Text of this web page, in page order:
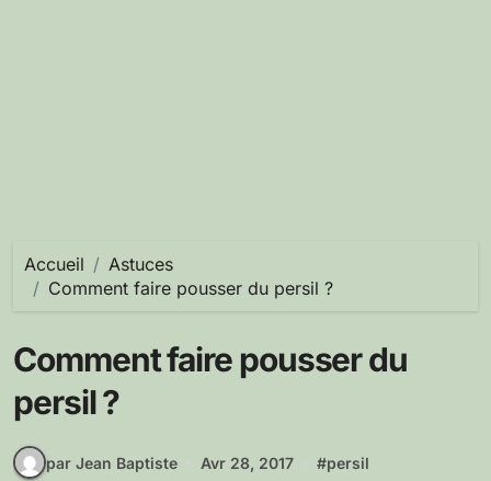
Accueil
Astuces
Comment faire pousser du persil ?
Comment faire pousser du
persil ?
par Jean Baptiste Avr 28, 2017 #persil